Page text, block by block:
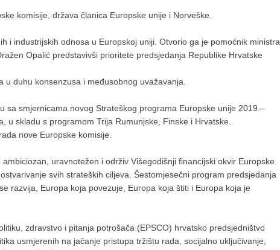
komisije, država članica Europske unije i Norveške.
i industrijskih odnosa u Europskoj uniji. Otvorio ga je pomoćnik ministra
Opalić predstavivši prioritete predsjedanja Republike Hrvatske
duhu konsenzusa i međusobnog uvažavanja.
sa smjernicama novog Strateškog programa Europske unije 2019.–
u skladu s programom Trija Rumunjske, Finske i Hrvatske.
nove Europske komisije.
uravnotežen i održiv Višegodišnji financijski okvir Europske
svih strateških ciljeva. Šestomjesečni program predsjedanja
razvija, Europa koja povezuje, Europa koja štiti i Europa koja je
zdravstvo i pitanja potrošača (EPSCO) hrvatsko predsjedništvo
usmjerenih na jačanje pristupa tržištu rada, socijalno uključivanje,